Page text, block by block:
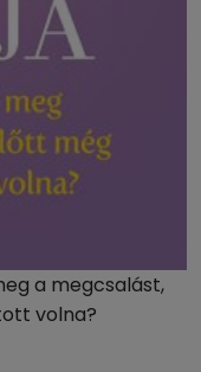
a megcsalást,
volna?